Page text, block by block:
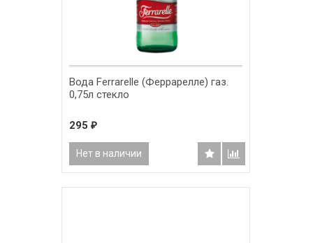
Вода Ferrarelle (Феррарелле) газ.
0,75л стекло
295 ₽
Нет в наличии